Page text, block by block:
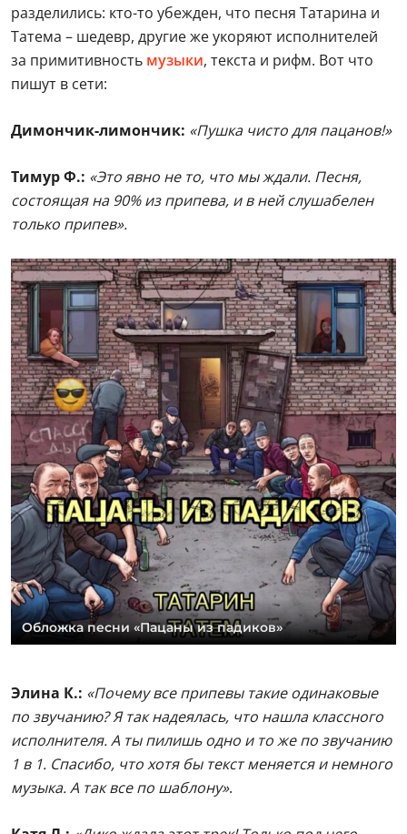
разделились: кто-то убежден, что песня Татарина и
Татема – шедевр, другие же укоряют исполнителей
за примитивность музыки, текста и рифм. Вот что
пишут в сети:
Димончик-лимончик: «Пушка чисто для пацанов!»
Тимур Ф.: «Это явно не то, что мы ждали. Песня,
состоящая на 90% из припева, и в ней слушабелен
только припев».
Обложка песни «Пацаны из падиков»
Элина К.: «Почему все припевы такие одинаковые
по звучанию? Я так надеялась, что нашла классного
исполнителя. А ты пилишь одно и то же по звучанию
1 в 1. Спасибо, что хотя бы текст меняется и немного
музыка. А так все по шаблону».